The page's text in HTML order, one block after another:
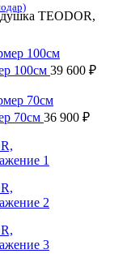
TEODOR,
100см 39 600 ₽
70см 36 900 ₽